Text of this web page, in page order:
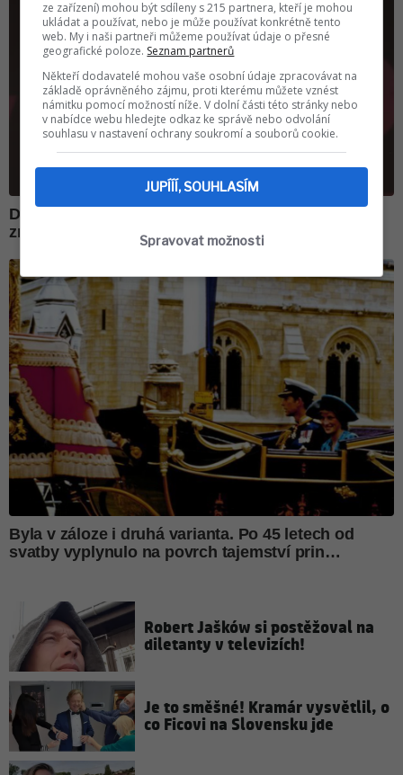
Robert Jašków si postěžoval na
diletanty v televizích!
Je to směšné! Kramár vysvětlil, o
co Ficovi na Slovensku jde
ze zařízení) mohou být sdíleny s 215 partnera, kteří je mohou
ukládat a používat, nebo je může používat konkrétně tento
web. My i naši partneři můžeme používat údaje o přesné
geografické poloze. Seznam partnerů
Někteří dodavatelé mohou vaše osobní údaje zpracovávat na
základě oprávněného zájmu, proti kterému můžete vznést
námitku pomocí možností níže. V dolní části této stránky nebo
v nabídce webu hledejte odkaz ke správě nebo odvolání
souhlasu v nastavení ochrany soukromí a souborů cookie.
JUPÍÍÍ, SOUHLASÍM
Spravovat možnosti